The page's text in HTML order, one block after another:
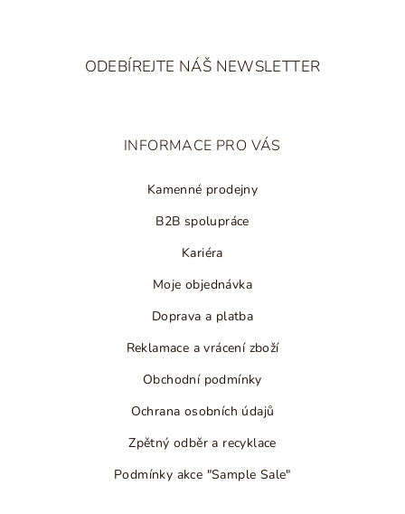
ODEBÍREJTE NÁŠ NEWSLETTER
INFORMACE PRO VÁS
Kamenné prodejny
B2B spolupráce
Kariéra
Moje objednávka
Doprava a platba
Reklamace a vrácení zboží
Obchodní podmínky
Ochrana osobních údajů
Zpětný odběr a recyklace
Podmínky akce "Sample Sale"